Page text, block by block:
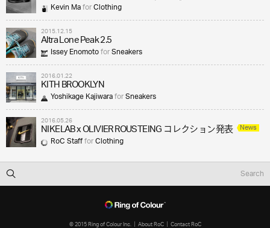
Kevin MaforClothing
2015.12.15
Altra Lone Peak 2.5
Issey EnomotoforSneakers
2016.01.22
KITH BROOKLYN
Yoshikage KajiwaraforSneakers
2016.05.26
NIKELAB x OLIVIER ROUSTEING コレクション発表 News
RoC StaffforClothing
© 2015 Ring of Colour Inc. About RoC Contact RoC